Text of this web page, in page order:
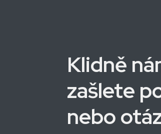
Klidně
zašlete
nebo